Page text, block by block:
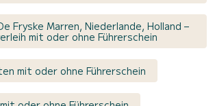
Fryske Marren, Niederlande, Holland –
mit oder ohne Führerschein
mit oder ohne Führerschein